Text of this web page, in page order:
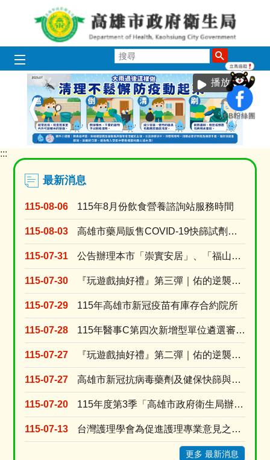
跳到主要內容區塊
尋
播放中
顯
圖
片:
115
雨
過
後
整
頓
環
境
宣
導
:::
最新消息
115-08-06 115年8月份飲食營養諮詢站服務時間
115-08-03 高雄市藥局販售COVID-19快篩試劑名單 (115年8月3日上午10時調查)
115-07-31 公告辦理本市「崇實安居」、「福山安居」、「鳳誠安居」、「鳳松安居」、「美都安居」、「岡山社宅....
115-07-30 『玩遊戲抽好禮』第三彈｜佑的逆襲：代謝升級！
115-07-29 115年高雄市新冠疫苗有庫存合約院所
115-07-28 115年醫事C第四次新增型單位遴選審查結果
115-07-27 『玩遊戲抽好禮』第二彈｜佑的逆襲：拒檳行動！
115-07-27 高雄市新冠抗病毒藥劑及健保快篩與自費快篩醫療院所名單
115-07-20 115年度第3季「高雄市政府衛生局辦理長期照顧十年計畫3.0居家式照顧暨喘息服務特約審查」
115-07-13 台灣護理學會為促進護理專業意見之蒐集與交流，強化護理人員參與公共事務及政策發展之機會建置「公....
更多 最新消息